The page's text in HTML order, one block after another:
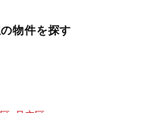
物件を探す